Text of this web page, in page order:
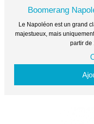
Boomerang
Le Napoléon est un grand
majestueux, mais
partir de